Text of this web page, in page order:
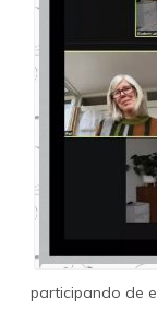
participando de